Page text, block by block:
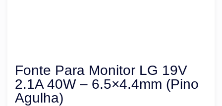
Fonte Para Monitor LG 19V
2.1A 40W – 6.5×4.4mm (Pino
Agulha)